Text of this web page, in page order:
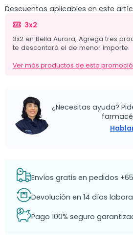
Descuentos aplicables en este
3x2
3x2 en Bella Aurora, Agrega tres
te descontará el de menor importe.
Ver más productos de esta
¿Necesitas ayuda?
Envíos gratis en pedidos
Devolución en 14 días
Pago 100% seguro